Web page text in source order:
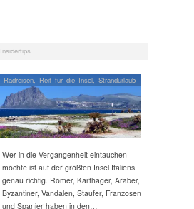
Insidertips
Radreisen, Reif für die Insel,Strandurlaub
Wer in die Vergangenheit eintauchen
möchte ist auf der größten Insel Italiens
genau richtig. Römer, Karthager, Araber,
Byzantiner, Vandalen, Staufer, Franzosen
und Spanier haben in den…